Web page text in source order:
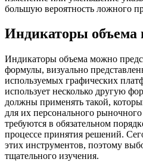
большую вероятность ложного
Индикаторы объема
Индикаторы объема можно
формулы, визуально
используемых графических
использует несколько другую
должны применять такой,
для их персонального
требуются в обязательном
процессе принятия решений.
этих инструментов, поэтому
тщательного изучения.